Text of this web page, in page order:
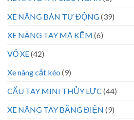
XE NÂNG BÁN TỰ ĐỘNG(39)
XE NÂNG TAY MẠ KẼM (6)
VỎ XE(42)
Xe nâng cắt kéo (9)
CẨU TAY MINI THỦY LỰC (44)
XE NÂNG TAY BẰNG ĐIỆN (9)